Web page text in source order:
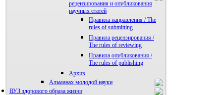
рецензирования и опубликования
научных статей
Правила направления / The
rules of submitting
Правила рецензирования /
The rules of reviewing
Правила опубликования /
The rules of publishing
Архив
Альманах молодой науки
Редакция журнала
ВУЗ здорового образа жизни